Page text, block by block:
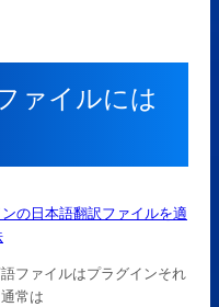
ァイルには
ンの日本語翻訳ファイルを適
ファイルはプラグインそれ
常は